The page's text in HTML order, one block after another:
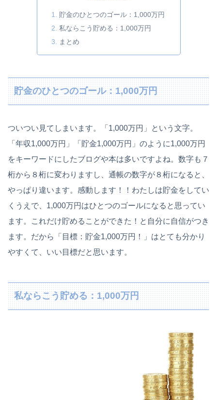
貯金のひとつのゴール：1,000万円
私ならこう貯める：1,000万円
まとめ
貯金のひとつのゴール：1,000万円
ついつい見てしまいます。「1,000万円」という文字。
「年収1,000万円」「貯金1,000万円」のように1,000万円
をキーワードにしたブログや本は多いですよね。数字も７
桁から８桁に変わりますし、通帳の数字が８桁になると、
やっぱり違います。感動します！！わたしは貯金をしてい
くうえで、1,000万円はひとつのゴールになると思ってい
ます。これだけ貯めることができた！と自分に自信がつき
ます。だから「目標：貯金1,000万円！」はとても分かり
やすくて、いい目標だと思います。
私ならこう貯める：1,000万円